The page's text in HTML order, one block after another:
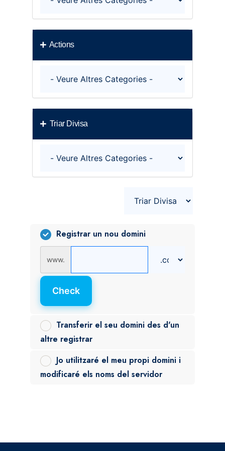
Actions
Triar Divisa
Registrar un nou domini
www.
Check
Transferir el seu domini des d'un
altre registrar
Jo utilitzaré el meu propi domini i
modificaré els noms del servidor